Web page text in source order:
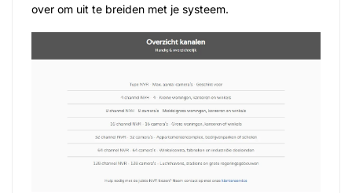
over om uit te breiden met je systeem.